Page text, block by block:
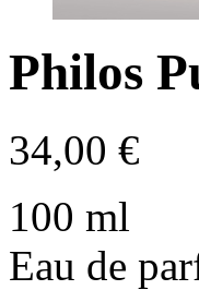
Philos
34,00 €
100 ml
Eau de